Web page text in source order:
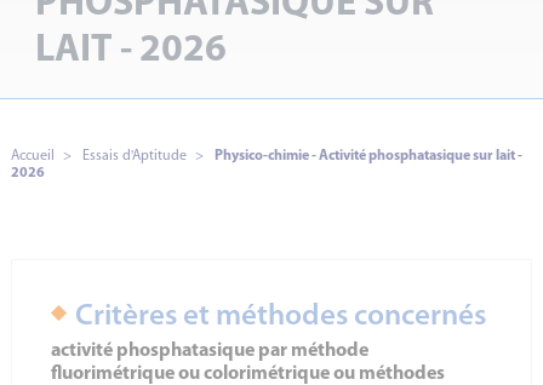
LAIT - 2026
Accueil Essais d'Aptitude
Physico-chimie - Activité phosphatasique sur lait -
2026
Critères et méthodes concernés
activité phosphatasique par méthode
fluorimétrique ou colorimétrique ou méthodes